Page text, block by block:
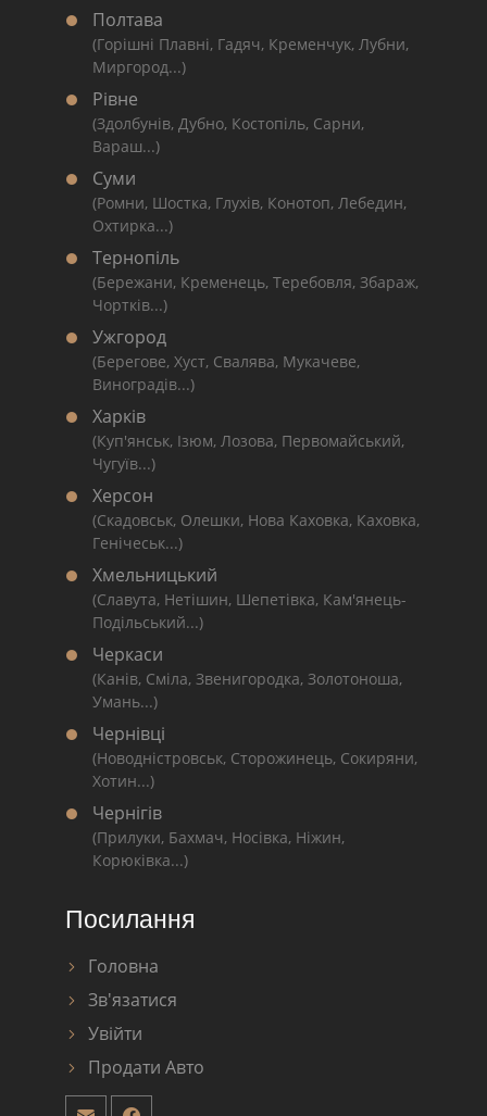
Полтава
(Горішні Плавні, Гадяч, Кременчук, Лубни,
Миргород...)
Рівне
(Здолбунів, Дубно, Костопіль, Сарни,
Вараш...)
Суми
(Ромни, Шостка, Глухів, Конотоп, Лебедин,
Охтирка...)
Тернопіль
(Бережани, Кременець, Теребовля, Збараж,
Чортків...)
Ужгород
(Берегове, Хуст, Свалява, Мукачеве,
Виноградів...)
Харків
(Куп'янськ, Ізюм, Лозова, Первомайський,
Чугуїв...)
Херсон
(Скадовськ, Олешки, Нова Каховка, Каховка,
Генічеськ...)
Хмельницький
(Славута, Нетішин, Шепетівка, Кам'янець-
Подільський...)
Черкаси
(Канів, Сміла, Звенигородка, Золотоноша,
Умань...)
Чернівці
(Новодністровськ, Сторожинець, Сокиряни,
Хотин...)
Чернігів
(Прилуки, Бахмач, Носівка, Ніжин,
Корюківка...)
Посилання
Головна
Зв'язатися
Увійти
Продати Авто